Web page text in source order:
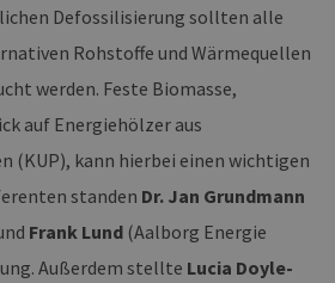
Defossilisierung sollten alle
Rohstoffe und Wärmequellen
werden. Feste Biomasse,
auf Energiehölzer aus
(KUP), kann hierbei einen wichtigen
standen Dr. Jan Grundmann
Frank Lund (Aalborg Energie
Außerdem stellte Lucia Doyle-